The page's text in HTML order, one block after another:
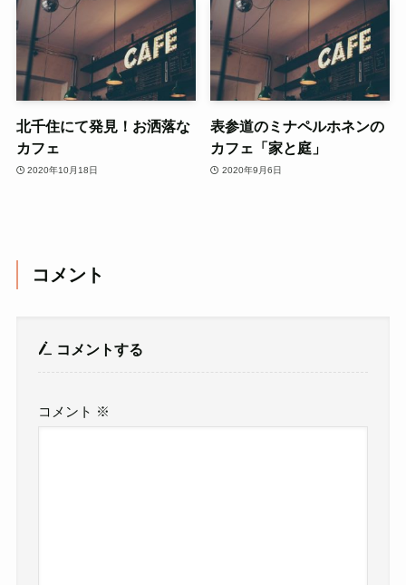
北千住にて発見！お洒落な
カフェ
2020年10月18日
表参道のミナペルホネンの
カフェ「家と庭」
2020年9月6日
コメント
コメントする
コメント ※